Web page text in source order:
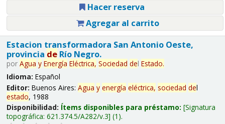
Hacer reserva
Agregar al carrito
Estacion transformadora San Antonio Oeste,
provincia deRío Negro.
por Agua y Energía Eléctrica, Sociedad del Estado.
Idioma: Español
Editor: Buenos Aires: Agua y energía eléctrica, sociedad del
estado, 1988
Disponibilidad: Ítems disponibles para préstamo: Signatura
topográfica: 621.374.5/A282/v.3 (1).